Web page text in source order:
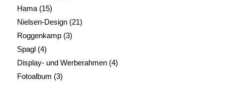
Hama(15)
Nielsen-Design(21)
Roggenkamp(3)
Spagl(4)
Display- und Werberahmen(4)
Fotoalbum (3)